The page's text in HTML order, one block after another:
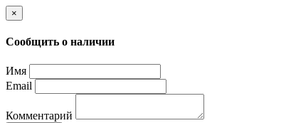
×
Сообщить о наличии
Имя
Email
Комментарий